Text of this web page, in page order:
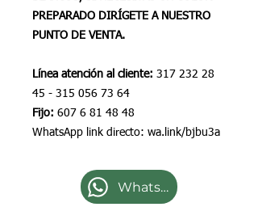
PREPARADO DIRÍGETE A NUESTRO
PUNTO DE VENTA.
Línea atención al cliente: 317 232 28
45 - 315 056 73 64
Fijo: 607 6 81 48 48
WhatsApp link directo: wa.link/bjbu3a
WhatsApp